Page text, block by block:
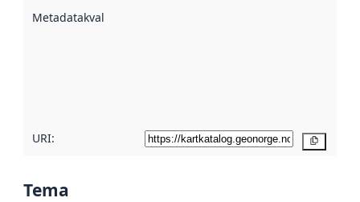
Metadatakvalitet
URI:
Tema